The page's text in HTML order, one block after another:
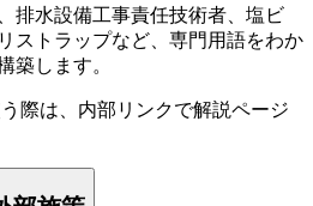
排水設備工事責任技術者、塩ビ
ストラップなど、専門用語をわか
築します。
際は、内部リンクで解説ページ